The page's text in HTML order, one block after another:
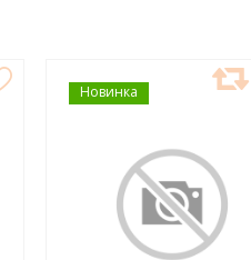
Новинка
ДОБАВИТЬ
В